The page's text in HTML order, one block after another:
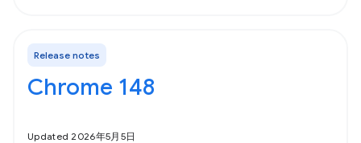
Release notes
Chrome 148
Updated 2026年5月5日